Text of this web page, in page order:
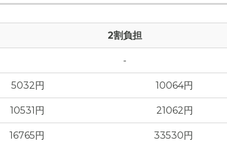
プが設置され、複数のエアコン室外機が整えられて
2割負担
-
5032円 10064円
10531円 21062円
16765円 33530円